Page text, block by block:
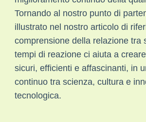
Tornando al nostro punto di
illustrato nel nostro articolo di
comprensione della relazione tra
tempi di reazione ci aiuta a
sicuri, efficienti e affascinanti, in
continuo tra scienza, cultura e
tecnologica.